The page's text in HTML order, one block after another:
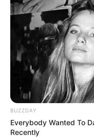
BUZZDAY
Everybody Wanted To
Recently